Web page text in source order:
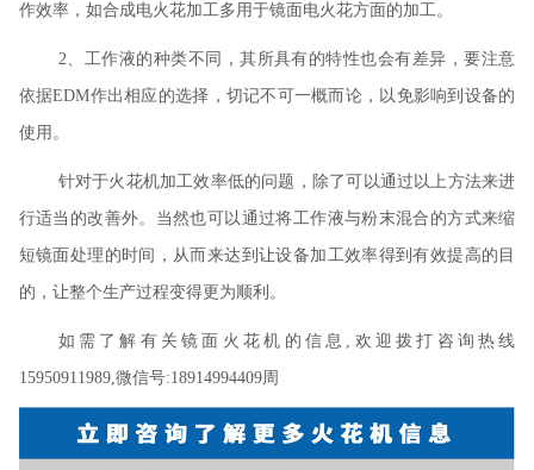
作效率，如合成电火花加工多用于镜面电火花方面的加工。
2、工作液的种类不同，其所具有的特性也会有差异，要注意
依据EDM作出相应的选择，切记不可一概而论，以免影响到设备的
使用。
针对于火花机加工效率低的问题，除了可以通过以上方法来进
行适当的改善外。当然也可以通过将工作液与粉末混合的方式来缩
短镜面处理的时间，从而来达到让设备加工效率得到有效提高的目
的，让整个生产过程变得更为顺利。
如需了解有关镜面火花机的信息,欢迎拨打咨询热线
15950911989,微信号:18914994409周